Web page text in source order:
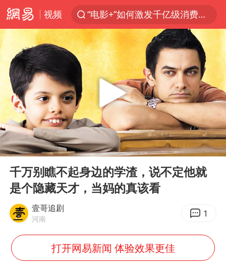
视频
“电影+”如何激发千亿级消费新活力？
台风白海豚中心风力增强
向鹏0-3不敌张本智和
四川宜宾市高县4.9级地震致1人死亡
超颖电子拟投资20.86亿建设新项目
“新疆阿勒泰八月能滑雪”不实
刘国正说向鹏打得很窝囊
我国外贸延续良好增长态势
陈幸同晋级WTT横滨冠军赛8强
百花奖开幕式
Play
00:00 26:50
千万别瞧不起身边的学渣，说不定他就
是个隐藏天才，当妈的真该看
壹哥追剧
河南 1
打开网易新闻 体验效果更佳